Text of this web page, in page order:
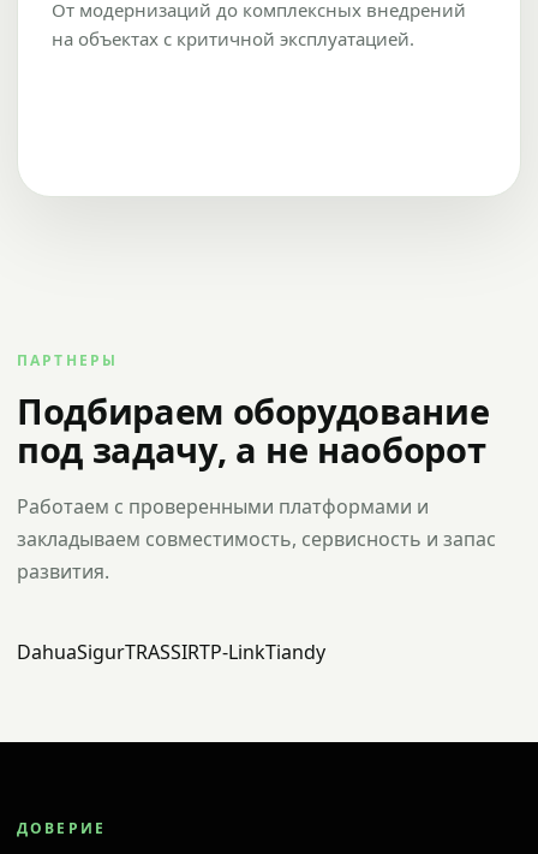
От модернизаций до комплексных внедрений
на объектах с критичной эксплуатацией.
ПАРТНЕРЫ
Подбираем оборудование
под задачу, а не наоборот
Работаем с проверенными платформами и
закладываем совместимость, сервисность и запас
развития.
DahuaSigurTRASSIRTP-LinkTiandy
ДОВЕРИЕ